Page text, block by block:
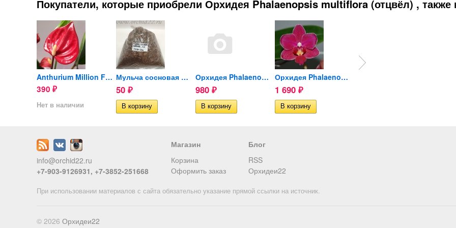
Покупатели, которые приобрели Орхидея Phalaenopsis multiflora (отцвёл) , также
Anthurium Million Flowers...
390 ₽
Нет в наличии
Мульча сосновая мелкая...
50 ₽
Орхидея Phalaenopsis...
980 ₽
Орхидея Phalaenopsis Sogo...
1 690 ₽
info@orchid22.ru
+7-903-9126931, +7-3852-251668
Магазин
Корзина
Оформить заказ
Блог
RSS
Орхидеи22
При использовании материалов с сайта обязательно указание прямой ссылки на источник.
© 2026 Орхидеи22